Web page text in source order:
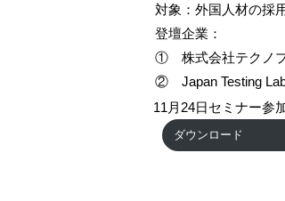
対象：外国人材の採
登壇企業：
① 株式会社テクノプ
② Japan Testing
11月24日セミナー参
ダウンロード